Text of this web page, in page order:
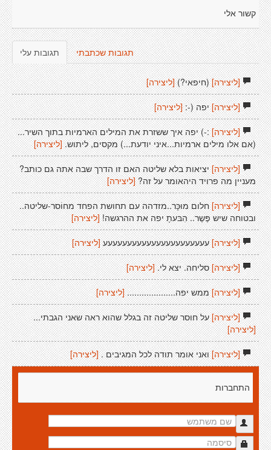
קשור אלי
תגובות עלי תגובות שכתבתי
[ליצירה](חיפאי?) [ליצירה]
[ליצירה]יפה (-: [ליצירה]
[ליצירה]:-) יפה איך ששזרת את המילים הארמיות בתוך השיר...
(אם אלו מילים ארמיות...איני יודעת...) מקסים, ליתוש. [ליצירה]
[ליצירה]יציאות בלא שליטה האם זו הדרך שבה אתה גם כותב?
מעניין מה פרויד היהאומר על זה? [ליצירה]
[ליצירה]חלום מוּכָּר..מזדהה עם תחושת הפחד מחוֹסר-שליטה..
ובטוחה שיש פֶּשֶר.. הִבּעתָ יפה את ההרגשה! [ליצירה]
[ליצירה]עעעעעעעעעעעעעעעעעעעעעע [ליצירה]
[ליצירה]סליחה. יצא לי. [ליצירה]
[ליצירה]ממש יפה.................... [ליצירה]
[ליצירה]על חוסר שליטה זה בגלל שהוא ראה שאני הגבתי...
[ליצירה]
[ליצירה]ואני אומר תודה לכל המגיבים . [ליצירה]
התחברות